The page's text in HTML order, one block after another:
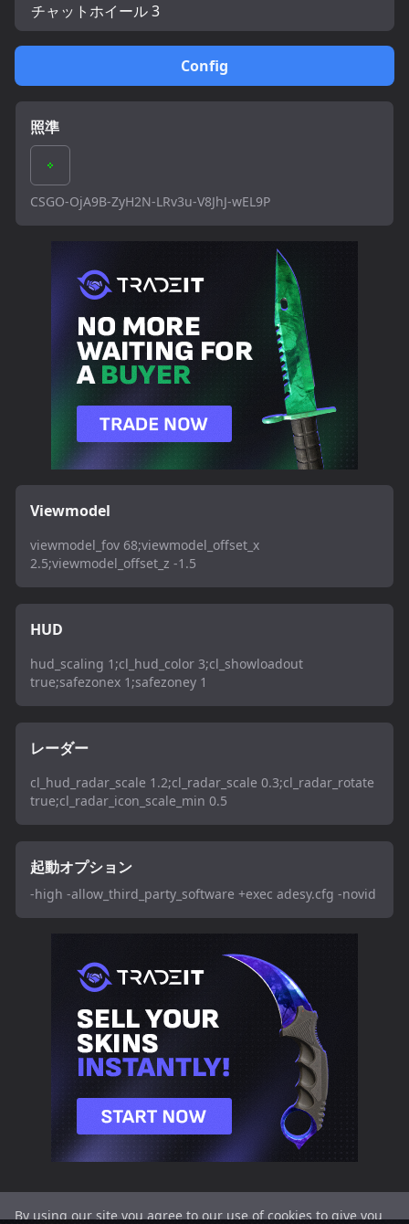
By using our site you agree to our use of cookies to give you
Config
照準
CSGO-OjA9B-ZyH2N-LRv3u-V8JhJ-wEL9P
Viewmodel
viewmodel_fov 68;viewmodel_offset_x
2.5;viewmodel_offset_z -1.5
HUD
hud_scaling 1;cl_hud_color 3;cl_showloadout
true;safezonex 1;safezoney 1
レーダー
cl_hud_radar_scale 1.2;cl_radar_scale 0.3;cl_radar_rotate
true;cl_radar_icon_scale_min 0.5
起動オプション
-high -allow_third_party_software +exec adesy.cfg -novid
チャットホイール 3